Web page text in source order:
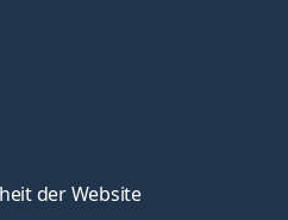
der Website